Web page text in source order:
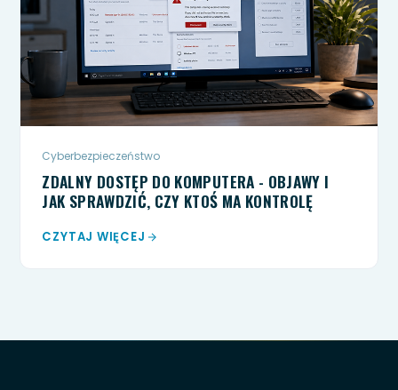
Cyberbezpieczeństwo
ZDALNY DOSTĘP DO KOMPUTERA - OBJAWY I
JAK SPRAWDZIĆ, CZY KTOŚ MA KONTROLĘ
CZYTAJ WIĘCEJ